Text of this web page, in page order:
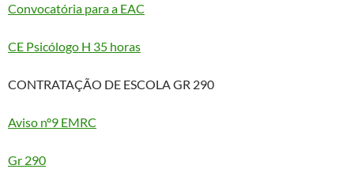
Convocatória para a EAC
CE Psicólogo H 35 horas
CONTRATAÇÃO DE ESCOLA GR 290
Aviso nº9 EMRC
Gr 290